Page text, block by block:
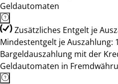
Geldautomaten
Zusätzliches Entgelt je
Mindestentgelt je Auszahlung:
Bargeldauszahlung mit der
Geldautomaten in